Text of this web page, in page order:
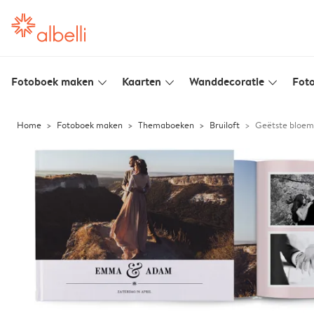
Fotoboek maken slim_arrow_down Kaarten slim_arrow_down Wanddecoratie slim_arrow_down
Home Fotoboek maken Themaboeken Bruiloft Geëtste